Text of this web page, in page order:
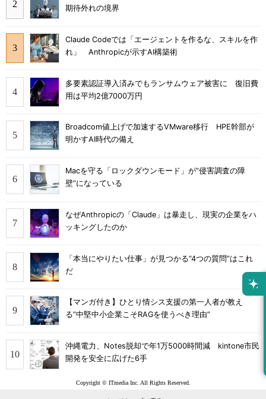
期待外れの境界
Claude Codeでは「エージェントを作るな、スキルを作
れ」 Anthropicが示すAI構築術
多要素認証導入済みでもランサムウェア被害に 復旧費
用は平均2億7000万円
Broadcom値上げで加速するVMware移行 HPE幹部が
明かすAI時代の備え
Macを守る「ロックダウンモード」が“侵害調査の障
壁”になっている
なぜAnthropicの「Claude」は暴走し、現実の企業をハ
ッキングしたのか
「本当にやりたい仕事」が見つかる“4つの質問”はこれ
だ
【マンガ付き】ひとり情シス支援の第一人者が教え
る”中堅中小企業こそRAGを使うべき理由”
沖縄電力、Notes脱却で年1万5000時間減 kintone市民
開発を安全に広げた6手
Copyright © ITmedia Inc. All Rights Reserved.